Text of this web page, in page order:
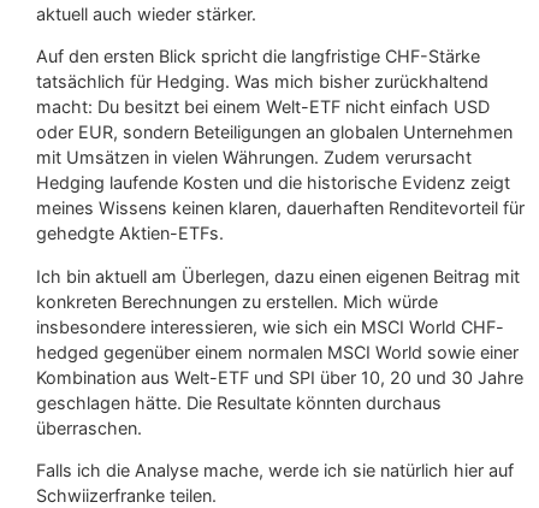
aktuell auch wieder stärker.
Auf den ersten Blick spricht die langfristige CHF-Stärke
tatsächlich für Hedging. Was mich bisher zurückhaltend
macht: Du besitzt bei einem Welt-ETF nicht einfach USD
oder EUR, sondern Beteiligungen an globalen Unternehmen
mit Umsätzen in vielen Währungen. Zudem verursacht
Hedging laufende Kosten und die historische Evidenz zeigt
meines Wissens keinen klaren, dauerhaften Renditevorteil für
gehedgte Aktien-ETFs.
Ich bin aktuell am Überlegen, dazu einen eigenen Beitrag mit
konkreten Berechnungen zu erstellen. Mich würde
insbesondere interessieren, wie sich ein MSCI World CHF-
hedged gegenüber einem normalen MSCI World sowie einer
Kombination aus Welt-ETF und SPI über 10, 20 und 30 Jahre
geschlagen hätte. Die Resultate könnten durchaus
überraschen.
Falls ich die Analyse mache, werde ich sie natürlich hier auf
Schwiizerfranke teilen.